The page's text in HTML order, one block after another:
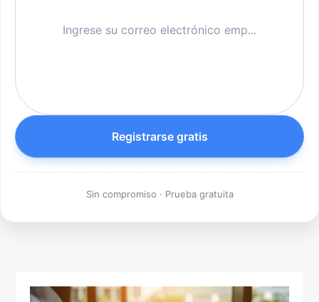
Registrarse gratis
Sin compromiso · Prueba gratuita